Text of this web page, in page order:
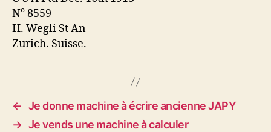
N° 8559
H. Wegli St An
Zurich. Suisse.
← Je donne machine à écrire ancienne JAPY
→ Je vends une machine à calculer